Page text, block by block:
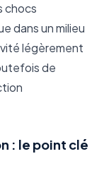
chocs
dans un milieu
légèrement
de
: le point clé